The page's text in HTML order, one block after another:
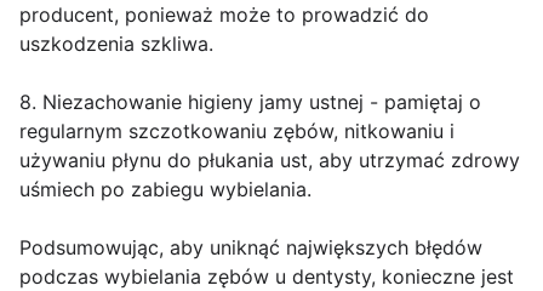
producent, ponieważ może to prowadzić do
uszkodzenia szkliwa.
8. Niezachowanie higieny jamy ustnej - pamiętaj o
regularnym szczotkowaniu zębów, nitkowaniu i
używaniu płynu do płukania ust, aby utrzymać zdrowy
uśmiech po zabiegu wybielania.
Podsumowując, aby uniknąć największych błędów
podczas wybielania zębów u dentysty, konieczne jest